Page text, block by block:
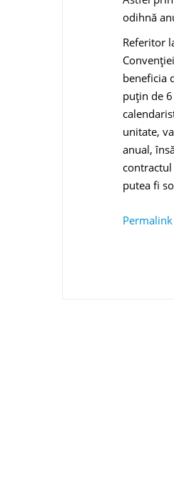
odihnă
Referitor
beneficia
puțin de
unitate,
anual,
putea fi
Permalink